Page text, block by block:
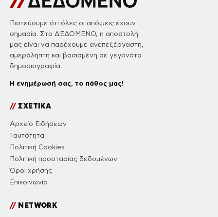
Πιστεύουμε ότι όλες οι απόψεις έχουν
σημασία. Στο ΔΕΔΟΜΕΝΟ, η αποστολή
μας είναι να παρέχουμε ανεπεξέργαστη,
αμερόληπτη και βασισμένη σε γεγονότα
δημοσιογραφία.
Η ενημέρωσή σας, το πάθος μας!
//ΣΧΕΤΙΚΑ
Αρχείο Ειδήσεων
Ταυτότητα
Πολιτική Cookies
Πολιτική προστασίας δεδομένων
Όροι χρήσης
Επικοινωνία
//NETWORK